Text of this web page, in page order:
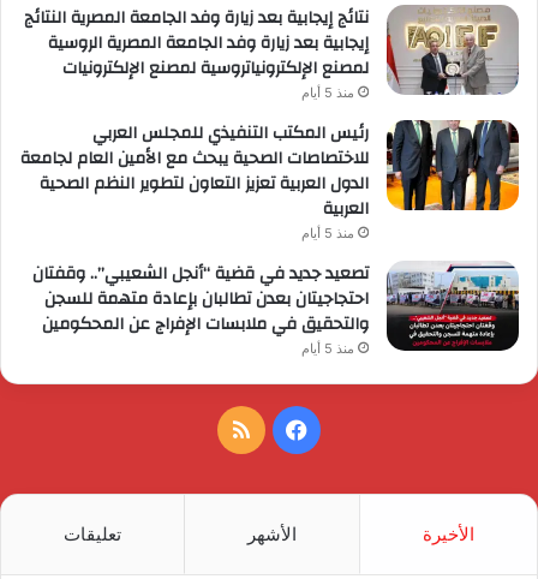
نتائج إيجابية بعد زيارة وفد الجامعة المصرية النتائج
إيجابية بعد زيارة وفد الجامعة المصرية الروسية
لمصنع الإلكترونياتروسية لمصنع الإلكترونيات
منذ 5 أيام
رئيس المكتب التنفيذي للمجلس العربي
للاختصاصات الصحية يبحث مع الأمين العام لجامعة
الدول العربية تعزيز التعاون لتطوير النظم الصحية
العربية
منذ 5 أيام
تصعيد جديد في قضية “أنجل الشعيبي”.. وقفتان
احتجاجيتان بعدن تطالبان بإعادة متهمة للسجن
والتحقيق في ملابسات الإفراج عن المحكومين
منذ 5 أيام
فيسبوكملخص
الأخيرة الأشهر تعليقات